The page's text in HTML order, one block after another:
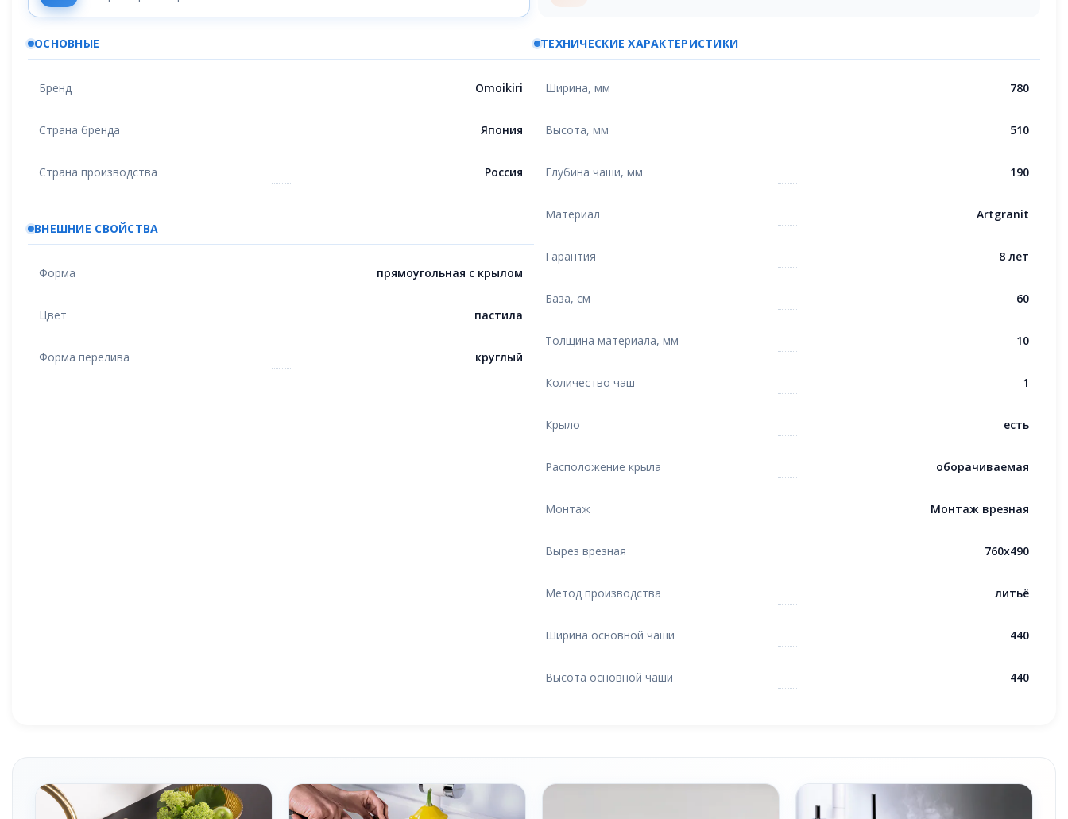
ОСНОВНЫЕ
Бренд Omoikiri
Страна бренда Япония
Страна производства Россия
ВНЕШНИЕ СВОЙСТВА
Форма прямоугольная с крылом
Цвет пастила
Форма перелива круглый
ТЕХНИЧЕСКИЕ ХАРАКТЕРИСТИКИ
Ширина, мм 780
Высота, мм 510
Глубина чаши, мм 190
Материал Artgranit
Гарантия 8 лет
База, см 60
Толщина материала, мм 10
Количество чаш 1
Крыло есть
Расположение крыла оборачиваемая
Монтаж Монтаж врезная
Вырез врезная 760x490
Метод производства литьё
Ширина основной чаши 440
Высота основной чаши 440